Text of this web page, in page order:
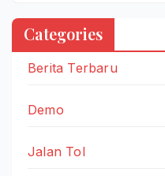
Categories
Berita Terbaru
Demo
Jalan Tol